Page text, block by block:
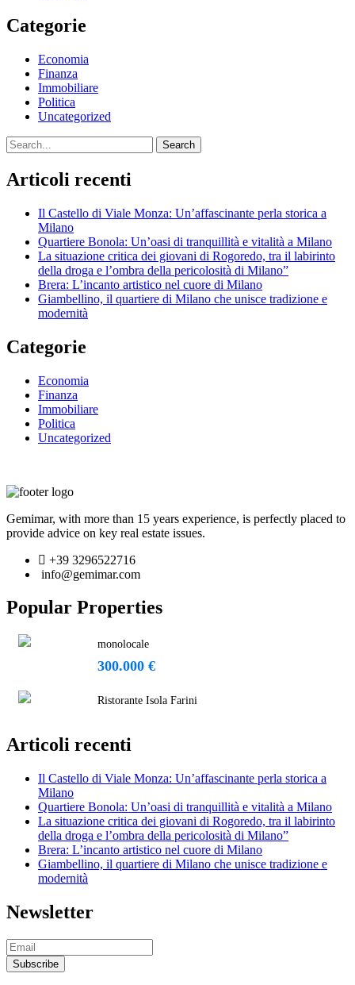
Categorie
Economia
Finanza
Immobiliare
Politica
Uncategorized
Search
Articoli recenti
Il Castello di Viale Monza: Un’affascinante perla storica a
Milano
Quartiere Bonola: Un’oasi di tranquillità e vitalità a Milano
La situazione critica dei giovani di Rogoredo, tra il labirinto
della droga e l’ombra della pericolosità di Milano”
Brera: L’incanto artistico nel cuore di Milano
Giambellino, il quartiere di Milano che unisce tradizione e
modernità
Categorie
Economia
Finanza
Immobiliare
Politica
Uncategorized
Gemimar, with more than 15 years experience, is perfectly placed to
provide advice on key real estate issues.
+39 3296522716
info@gemimar.com
Popular Properties
monolocale
300.000 €
Ristorante Isola Farini
Articoli recenti
Il Castello di Viale Monza: Un’affascinante perla storica a
Milano
Quartiere Bonola: Un’oasi di tranquillità e vitalità a Milano
La situazione critica dei giovani di Rogoredo, tra il labirinto
della droga e l’ombra della pericolosità di Milano”
Brera: L’incanto artistico nel cuore di Milano
Giambellino, il quartiere di Milano che unisce tradizione e
modernità
Newsletter
Subscribe